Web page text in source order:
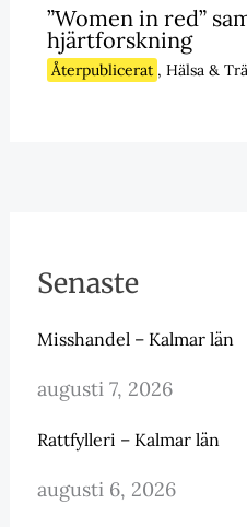
”Women in red”
hjärtforskning
Återpublicerat , Hälsa &
Senaste
Misshandel – Kalmar län
augusti 7, 2026
Rattfylleri – Kalmar län
augusti 6, 2026